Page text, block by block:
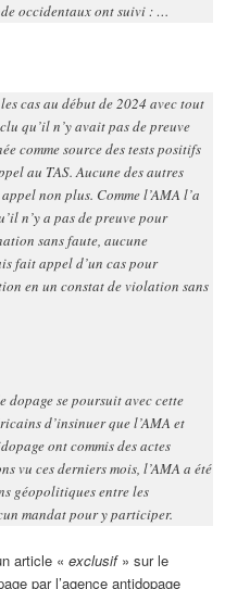
occidentaux ont suivi : …
cas au début de 2024 avec tout
qu’il n’y avait pas de preuve
comme source des tests positifs
au TAS. Aucune des autres
non plus. Comme l’AMA l’a
n’y a pas de preuve pour
sans faute, aucune
fait appel d’un cas pour
en un constat de violation sans
se poursuit avec cette
d’insinuer que l’AMA et
ont commis des actes
vu ces derniers mois, l’AMA a été
géopolitiques entre les
mandat pour y participer.
article «exclusif» sur le
par l’agence antidopage